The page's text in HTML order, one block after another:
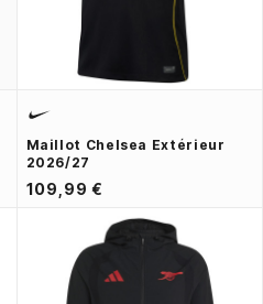
Maillot Chelsea Extérieur
2026/27
109,99 €